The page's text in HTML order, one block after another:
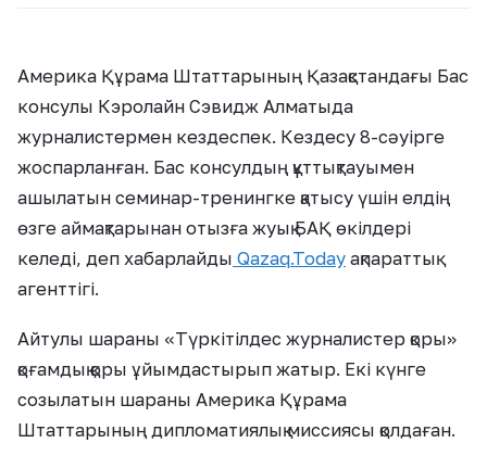
Америка Құрама Штаттарының Қазақстандағы Бас
консулы Кэролайн Сэвидж Алматыда
журналистермен кездеспек. Кездесу 8-сәуірге
жоспарланған. Бас консулдың құттықтауымен
ашылатын семинар-тренингке қатысу үшін елдің
өзге аймақтарынан отызға жуық БАҚ өкілдері
келеді, деп хабарлайды Qazaq.Today ақпараттық
агенттігі.
Айтулы шараны «Түркітілдес журналистер қоры»
қоғамдық қоры ұйымдастырып жатыр. Екі күнге
созылатын шараны Америка Құрама
Штаттарының дипломатиялық миссиясы қолдаған.